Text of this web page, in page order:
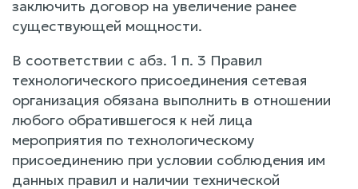
заключить договор на увеличение ранее
существующей мощности.
В соответствии с абз. 1 п. 3 Правил
технологического присоединения сетевая
организация обязана выполнить в отношении
любого обратившегося к ней лица
мероприятия по технологическому
присоединению при условии соблюдения им
данных правил и наличии технической